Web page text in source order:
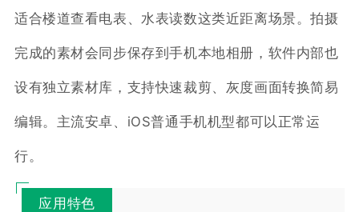
适合楼道查看电表、水表读数这类近距离场景。拍摄
完成的素材会同步保存到手机本地相册，软件内部也
设有独立素材库，支持快速裁剪、灰度画面转换简易
编辑。主流安卓、iOS普通手机机型都可以正常运
行。
应用特色